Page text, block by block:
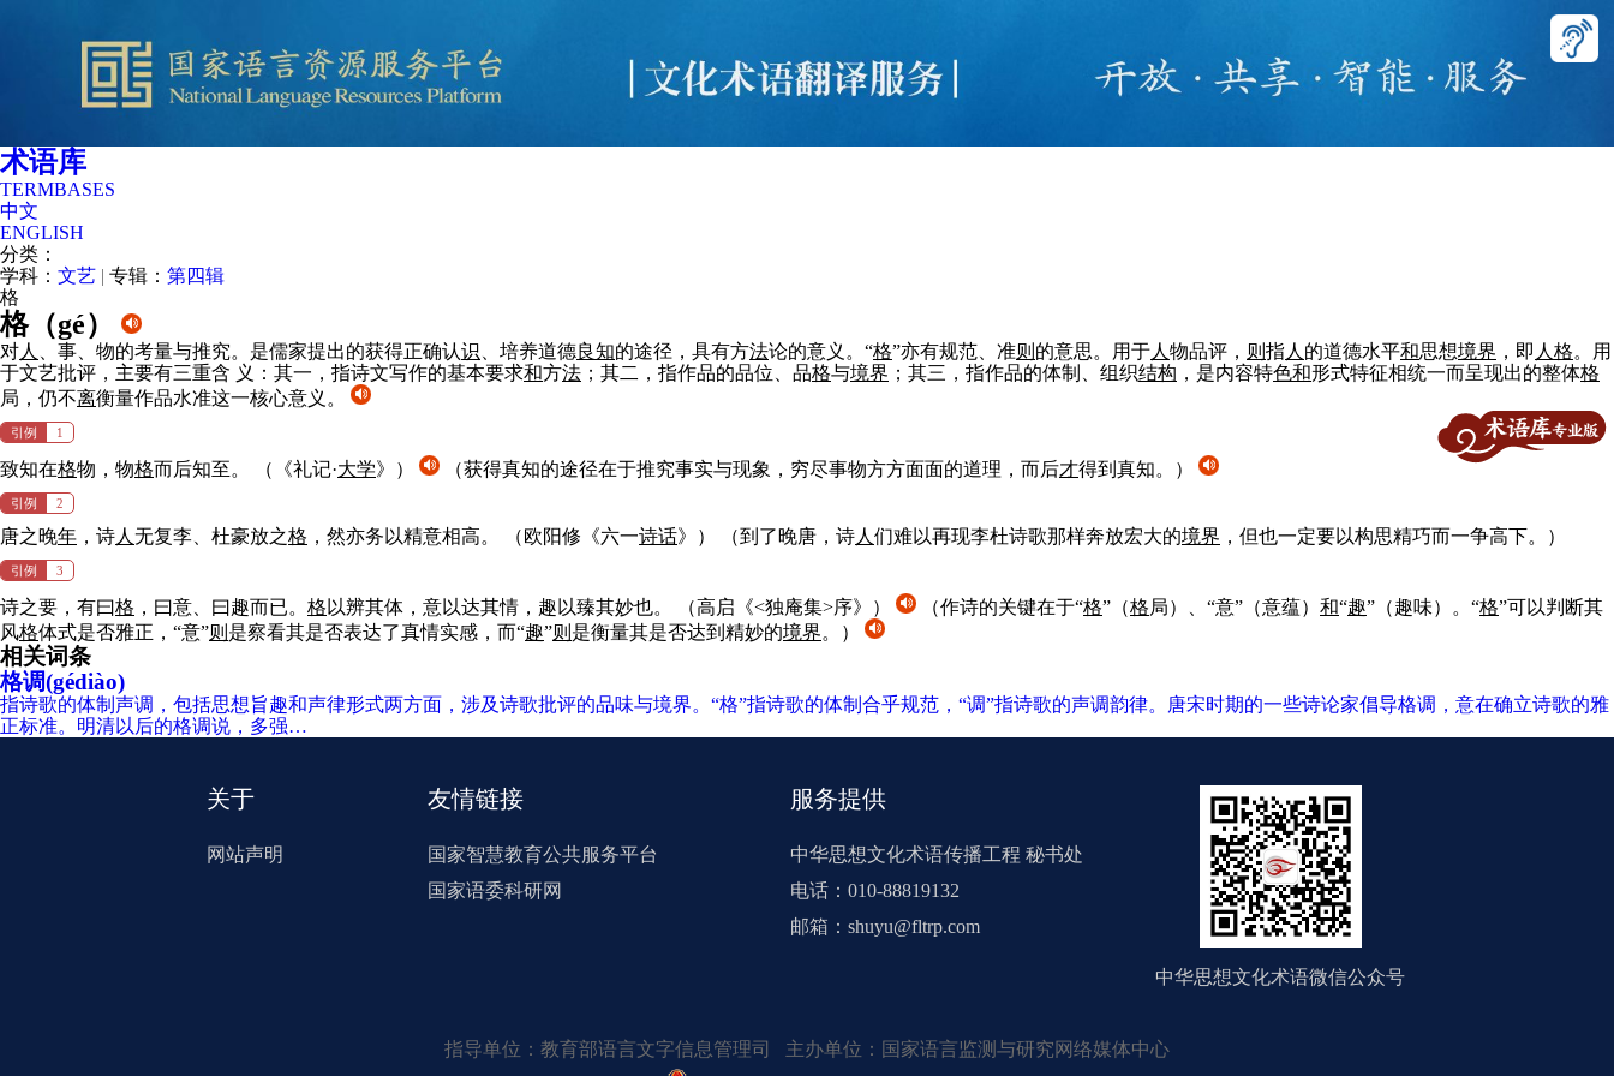
术语库
TERMBASES
中文
ENGLISH
分类：
学科： 文艺 | 专辑： 第四辑
格
格（gé）
对人 、事、物的考量与推究。是儒家提出的获得正确认识 、培养道德良知的途径，具有方法论的意义。“格”亦有规范、准则 的意思。用于人 物品评， 则 指人 的道德水平和思想境界 ，即 人 格。用
于文艺批评，主要有三重含 义：其一，指诗文写作的基本要求和方法 ；其二，指作品的品位、品格与境界 ；其三，指作品的体制、组织结构 ，是内容特色和形式特征相统一而呈现出的整体格
局，仍不离衡量作品水准这一核心意义。
引例 1
致知在格物，物格而后知至。 （《礼记·大学》） （获得真知的途径在于推究事实与现象，穷尽事物方方面面的道理，而后才得到真知。）
引例 2
唐之晚年 ，诗人 无复李、杜豪放之格 ，然亦务以精意相高。 （欧阳修《六一诗话》） （到了晚唐，诗人 们难以再现李杜诗歌那样奔放宏大的境界 ，但也一定要以构思精巧而一争高下。）
引例 3
诗之要，有曰格 ，曰意、曰趣而已。 格 以辨其体，意以达其情，趣以臻其妙也。 （高启《<独庵集>序》） （作诗的关键在于“格”（格局）、“意”（意蕴） 和“趣”（趣味）。“格”可以判断其
风格体式是否雅正，“意”则 是察看其是否表达了真情实感，而“趣”则 是衡量其是否达到精妙的境界。）
相关词条
格调(gédiào)
指诗歌的体制声调，包括思想旨趣和声律形式两方面，涉及诗歌批评的品味与境界。“格”指诗歌的体制合乎规范，“调”指诗歌的声调韵律。唐宋时期的一些诗论家倡导格调，意在确立诗歌的雅
正标准。明清以后的格调说，多强…
关于
网站声明
友情链接
国家智慧教育公共服务平台
国家语委科研网
服务提供
中华思想文化术语传播工程 秘书处
电话：010-88819132
邮箱：shuyu@fltrp.com
中华思想文化术语微信公众号
指导单位：教育部语言文字信息管理司 主办单位：国家语言监测与研究网络媒体中心